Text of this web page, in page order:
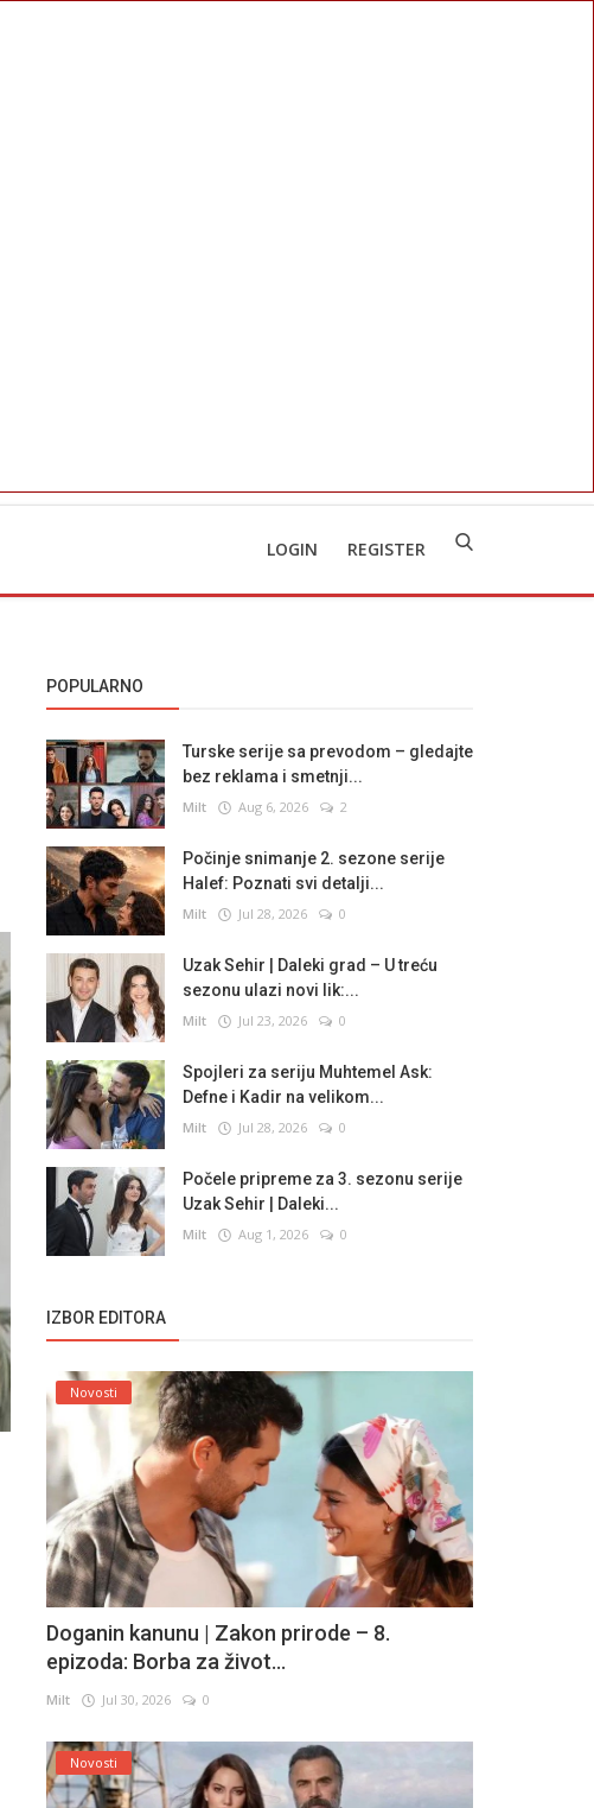
LOGIN REGISTER
POPULARNO
Turske serije sa prevodom – gledajte
bez reklama i smetnji...
Milt Aug 6, 2026 2
Počinje snimanje 2. sezone serije
Halef: Poznati svi detalji...
Milt Jul 28, 2026 0
Uzak Sehir | Daleki grad – U treću
sezonu ulazi novi lik:...
Milt Jul 23, 2026 0
Spojleri za seriju Muhtemel Ask:
Defne i Kadir na velikom...
Milt Jul 28, 2026 0
Počele pripreme za 3. sezonu serije
Uzak Sehir | Daleki...
Milt Aug 1, 2026 0
IZBOR EDITORA
Novosti
Doganin kanunu | Zakon prirode – 8.
epizoda: Borba za život...
Milt Jul 30, 2026 0
Novosti